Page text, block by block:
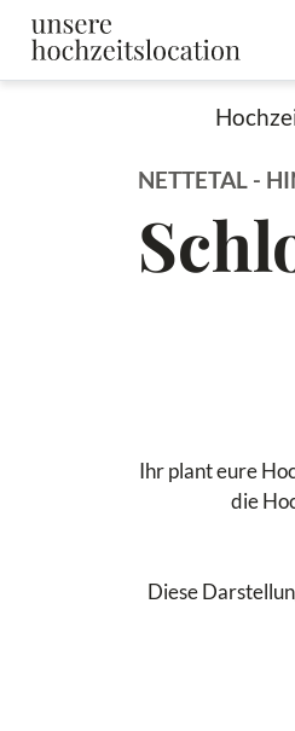
NETTETAL -
Ihr plant eure
die
Diese